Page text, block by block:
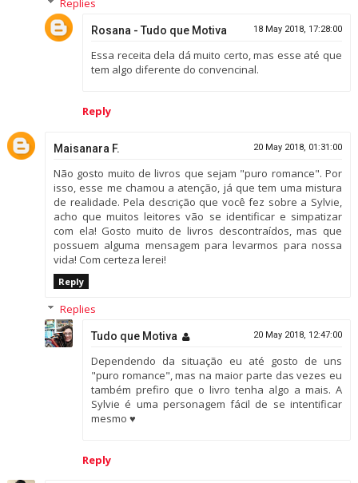
Replies
Rosana - Tudo que Motiva 18 May 2018, 17:28:00
Essa receita dela dá muito certo, mas esse até que
tem algo diferente do convencinal.
Reply
Maisanara F. 20 May 2018, 01:31:00
Não gosto muito de livros que sejam "puro romance". Por
isso, esse me chamou a atenção, já que tem uma mistura
de realidade. Pela descrição que você fez sobre a Sylvie,
acho que muitos leitores vão se identificar e simpatizar
com ela! Gosto muito de livros descontraídos, mas que
possuem alguma mensagem para levarmos para nossa
vida! Com certeza lerei!
Reply
Replies
Tudo que Motiva 20 May 2018, 12:47:00
Dependendo da situação eu até gosto de uns
"puro romance", mas na maior parte das vezes eu
também prefiro que o livro tenha algo a mais. A
Sylvie é uma personagem fácil de se intentificar
mesmo ♥
Reply